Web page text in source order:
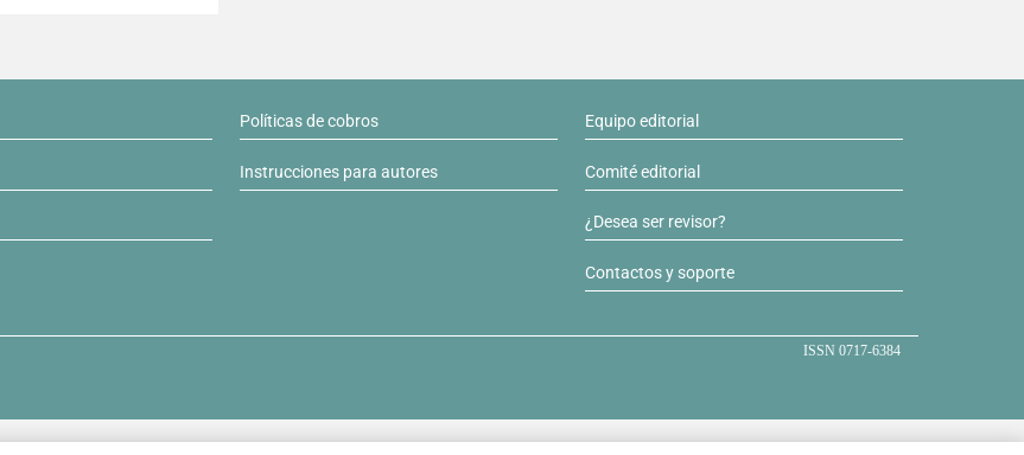
Políticas de cobros
Instrucciones para autores
Equipo editorial
Comité editorial
¿Desea ser revisor?
Contactos y soporte
ISSN 0717-6384